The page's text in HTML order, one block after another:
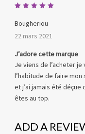
sur 5
Bougheriou
22 mars 2021
J’adore cette marque
Je viens de l’acheter je
l’habitude de faire
et j’ai jamais été déçue
êtes au top.
ADD A